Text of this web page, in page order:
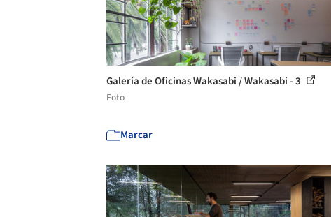
Galería de Oficinas Wakasabi / Wakasabi - 3
Foto
Marcar